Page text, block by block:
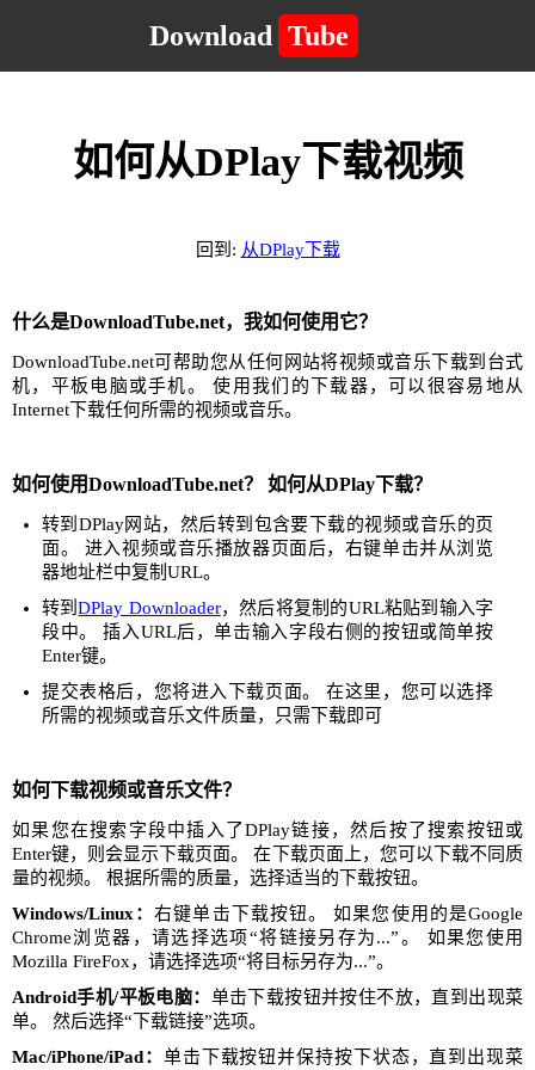
Download Tube
如何从DPlay下载视频
回到: 从DPlay下载
什么是DownloadTube.net，我如何使用它？
DownloadTube.net可帮助您从任何网站将视频或音乐下载到台式
机，平板电脑或手机。 使用我们的下载器，可以很容易地从
Internet下载任何所需的视频或音乐。
如何使用DownloadTube.net？ 如何从DPlay下载？
转到DPlay网站，然后转到包含要下载的视频或音乐的页
面。 进入视频或音乐播放器页面后，右键单击并从浏览
器地址栏中复制URL。
转到DPlay Downloader，然后将复制的URL粘贴到输入字
段中。 插入URL后，单击输入字段右侧的按钮或简单按
Enter键。
提交表格后，您将进入下载页面。 在这里，您可以选择
所需的视频或音乐文件质量，只需下载即可
如何下载视频或音乐文件？
如果您在搜索字段中插入了DPlay链接，然后按了搜索按钮或
Enter键，则会显示下载页面。 在下载页面上，您可以下载不同质
量的视频。 根据所需的质量，选择适当的下载按钮。
Windows/Linux：右键单击下载按钮。 如果您使用的是Google
Chrome浏览器，请选择选项“将链接另存为...”。 如果您使用
Mozilla FireFox，请选择选项“将目标另存为...”。
Android手机/平板电脑： 单击下载按钮并按住不放，直到出现菜
单。 然后选择“下载链接”选项。
Mac/iPhone/iPad： 单击下载按钮并保持按下状态，直到出现菜